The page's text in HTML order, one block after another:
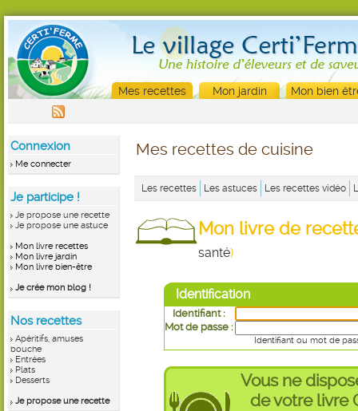
Mes recettes Mon jardin Mon bien
Connexion
Me connecter
Je participe !
Je propose une recette
Je propose une astuce
Mon livre recettes
Mon livre jardin
Mon livre bien-être
Je crée mon blog !
Nos recettes
Apéritifs, amuses
bouche
Entrées
Plats
Desserts
Je propose une recette
Mes recettes de cuisine
Les recettes Les astuces Les recettes vidéo
Mon livre de
santé)
Identification
Identifiant :
Mot de passe :
Identifiant ou mot de
Vous ne
de votre livre